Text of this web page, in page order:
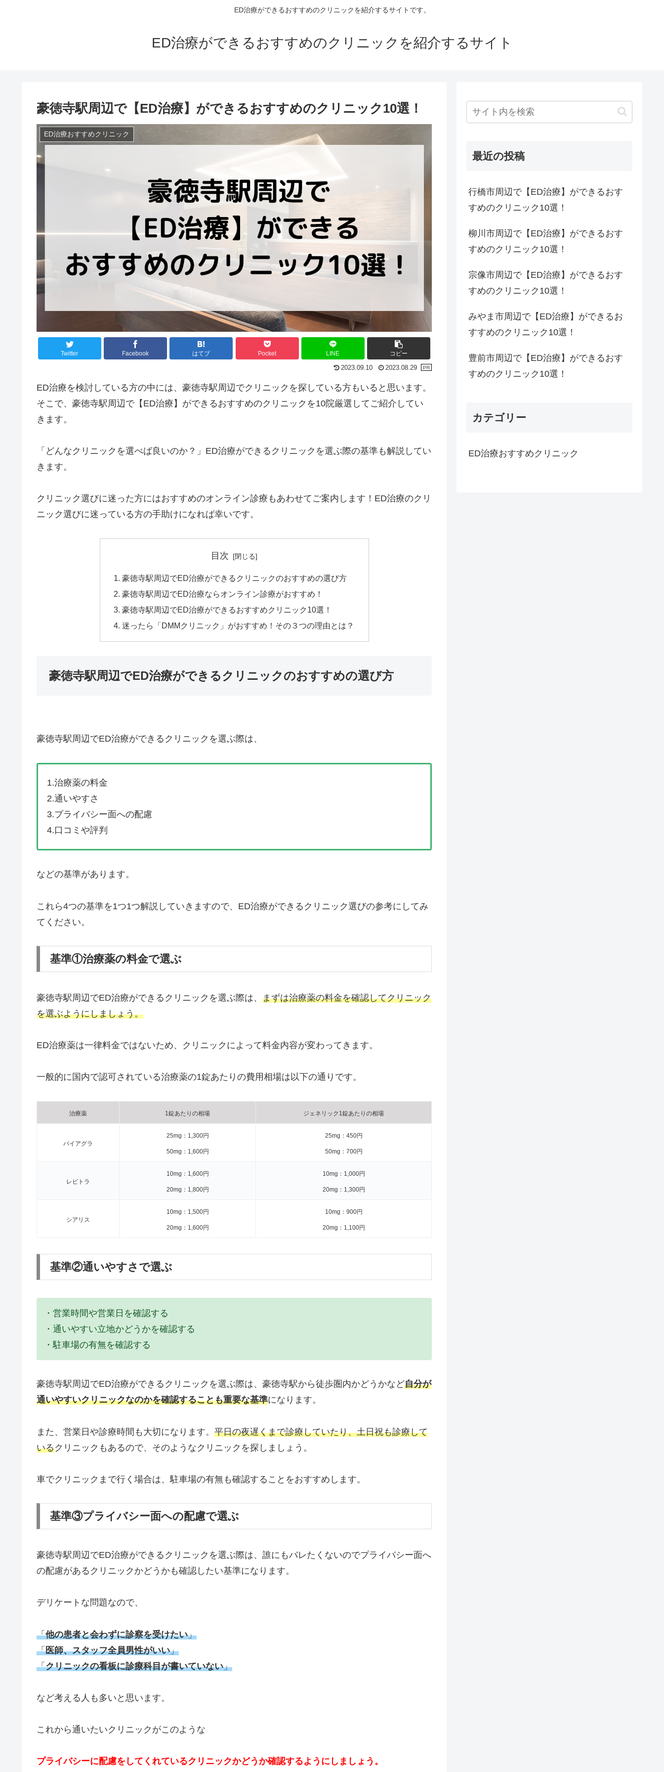
ED治療ができるおすすめのクリニックを紹介するサイトです。
ED治療ができるおすすめのクリニックを紹介するサイト
豪徳寺駅周辺で【ED治療】ができるおすすめのクリニック10選！
ED治療おすすめクリニック
Twitter Facebook はてブ Pocket LINE コピー
2023.09.10 2023.08.29
ED治療を検討している方の中には、豪徳寺駅周辺でクリニックを探している方もいると思います。
そこで、豪徳寺駅周辺で【ED治療】ができるおすすめのクリニックを10院厳選してご紹介してい
きます。
「どんなクリニックを選べば良いのか？」ED治療ができるクリニックを選ぶ際の基準も解説してい
きます。
クリニック選びに迷った方にはおすすめのオンライン診療もあわせてご案内します！ED治療のクリ
ニック選びに迷っている方の手助けになれば幸いです。
目次
豪徳寺駅周辺でED治療ができるクリニックのおすすめの選び方
豪徳寺駅周辺でED治療ならオンライン診療がおすすめ！
豪徳寺駅周辺でED治療ができるおすすめクリニック10選！
迷ったら「DMMクリニック」がおすすめ！その３つの理由とは？
豪徳寺駅周辺でED治療ができるクリニックのおすすめの選び方
豪徳寺駅周辺でED治療ができるクリニックを選ぶ際は、
1.治療薬の料金
2.通いやすさ
3.プライバシー面への配慮
4.口コミや評判
などの基準があります。
これら4つの基準を1つ1つ解説していきますので、ED治療ができるクリニック選びの参考にしてみ
てください。
基準①治療薬の料金で選ぶ
豪徳寺駅周辺でED治療ができるクリニックを選ぶ際は、 まずは治療薬の料金を確認してクリニック
を選ぶようにしましょう。
ED治療薬は一律料金ではないため、クリニックによって料金内容が変わってきます。
一般的に国内で認可されている治療薬の1錠あたりの費用相場は以下の通りです。
治療薬 1錠あたりの相場 ジェネリック1錠あたりの相場
バイアグラ
25mg：1,300円
50mg：1,600円
25mg：450円
50mg：700円
レビトラ
10mg：1,600円
20mg：1,800円
10mg：1,000円
20mg：1,300円
シアリス
10mg：1,500円
20mg：1,600円
10mg：900円
20mg：1,100円
基準②通いやすさで選ぶ
・営業時間や営業日を確認する
・通いやすい立地かどうかを確認する
・駐車場の有無を確認する
豪徳寺駅周辺でED治療ができるクリニックを選ぶ際は、豪徳寺駅から徒歩圏内かどうかなど自分が
通いやすいクリニックなのかを確認することも重要な基準になります。
また、営業日や診療時間も大切になります。 平日の夜遅くまで診療していたり、土日祝も診療して
いるクリニックもあるので、そのようなクリニックを探しましょう。
車でクリニックまで行く場合は、駐車場の有無も確認することをおすすめします。
基準③プライバシー面への配慮で選ぶ
豪徳寺駅周辺でED治療ができるクリニックを選ぶ際は、誰にもバレたくないのでプライバシー面へ
の配慮があるクリニックかどうかも確認したい基準になります。
デリケートな問題なので、
「他の患者と会わずに診察を受けたい」
「医師、スタッフ全員男性がいい」
「クリニックの看板に診療科目が書いていない」
など考える人も多いと思います。
これから通いたいクリニックがこのような
プライバシーに配慮をしてくれているクリニックかどうか確認するようにしましょう。
最近の投稿
行橋市周辺で【ED治療】ができるおす
すめのクリニック10選！
柳川市周辺で【ED治療】ができるおす
すめのクリニック10選！
宗像市周辺で【ED治療】ができるおす
すめのクリニック10選！
みやま市周辺で【ED治療】ができるお
すすめのクリニック10選！
豊前市周辺で【ED治療】ができるおす
すめのクリニック10選！
カテゴリー
ED治療おすすめクリニック